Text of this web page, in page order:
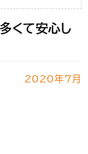
くて安心し
2020年7月